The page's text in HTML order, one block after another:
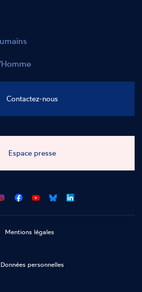
Contactez-nous
Espace presse
CNCDHCNCDHCNCDHCNCDH
Mentions légales
Données personnelles